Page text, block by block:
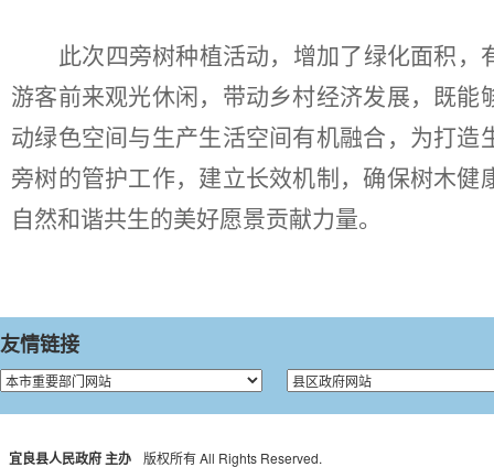
此次四旁树种植活动，增加了绿化面积，
游客前来观光休闲，带动乡村经济发展，既能
动绿色空间与生产生活空间有机融合，为打
旁树的管护工作，建立长效机制，确保树木
自然和谐共生的美好愿景贡献力量。
友情链接
宜良县人民政府 主办 版权所有 All Rights Reserved.